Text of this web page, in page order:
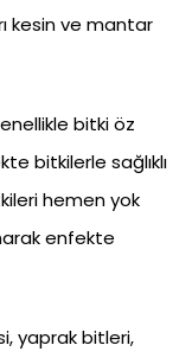
kesin ve mantar
bitki öz
bitkilerle sağlıklı
hemen yok
enfekte
yaprak bitleri,